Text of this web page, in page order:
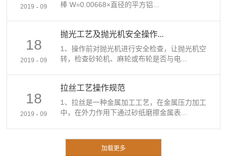
2019 - 09
棒 W=0.00668×直径的平方铝...
18
2019 - 09
抛光工艺及抛光机安全操作...
1、操作前对抛光机进行安全检查，让抛光机空
转，检查砂轮机、麻轮或布轮是否与电...
18
2019 - 09
拉丝工艺操作规范
1、拉丝是一种金属加工工艺，在金属压力加工
中，在外力作用下通过砂纸磨擦金属表...